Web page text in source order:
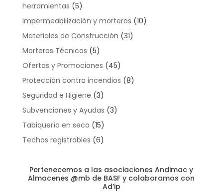
herramientas (5)
Impermeabilización y morteros (10)
Materiales de Construcción (31)
Morteros Técnicos (5)
Ofertas y Promociones (45)
Protección contra incendios (8)
Seguridad e Higiene (3)
Subvenciones y Ayudas (3)
Tabiquería en seco (15)
Techos registrables (6)
Pertenecemos a las asociaciones Andimac y
Almacenes @mb de BASF y colaboramos con
Ad’ip